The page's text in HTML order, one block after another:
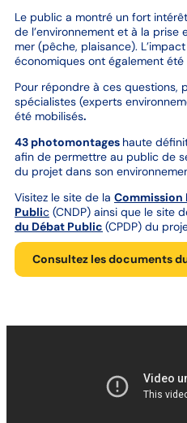
Le public a montré un fort
de l’environnement et à la prise
mer (pêche, plaisance).
économiques ont également
Pour répondre à ces questions,
spécialistes (experts
été mobilisés.
43 photomontages haute
afin de permettre au public de
du projet dans son
Visitez le site de la Commission
Public (CNDP) ainsi que le site
du Débat Public (CPDP) du
Consultez les documents